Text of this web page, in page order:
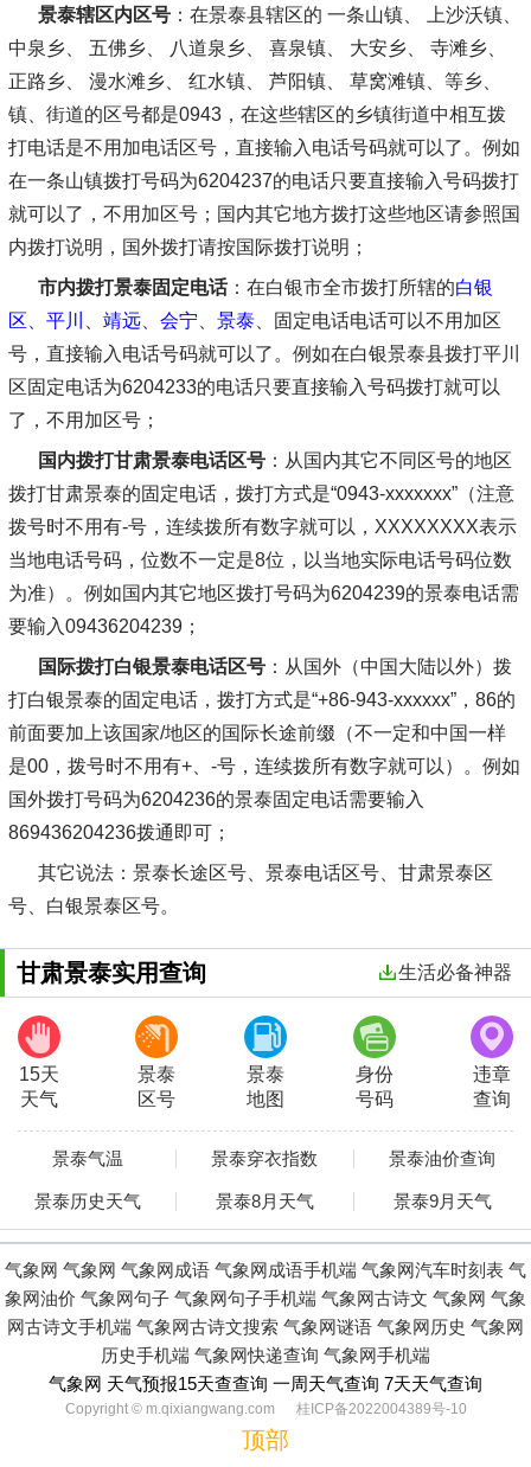
景泰辖区内区号：在景泰县辖区的 一条山镇、 上沙沃镇、
中泉乡、 五佛乡、 八道泉乡、 喜泉镇、 大安乡、 寺滩乡、
正路乡、 漫水滩乡、 红水镇、 芦阳镇、 草窝滩镇、等乡、
镇、街道的区号都是0943，在这些辖区的乡镇街道中相互拨
打电话是不用加电话区号，直接输入电话号码就可以了。例如
在一条山镇拨打号码为6204237的电话只要直接输入号码拨打
就可以了，不用加区号；国内其它地方拨打这些地区请参照国
内拨打说明，国外拨打请按国际拨打说明；
市内拨打景泰固定电话：在白银市全市拨打所辖的白银
区
平川 靖远、 会宁、 景泰、固定电话电话可以不用加区
号，直接输入电话号码就可以了。例如在白银景泰县拨打平川
区固定电话为6204233的电话只要直接输入号码拨打就可以
了，不用加区号；
国内拨打甘肃景泰电话区号：从国内其它不同区号的地区
拨打甘肃景泰的固定电话，拨打方式是“0943-xxxxxxx”（注意
拨号时不用有-号，连续拨所有数字就可以，XXXXXXXX表示
当地电话号码，位数不一定是8位，以当地实际电话号码位数
为准）。例如国内其它地区拨打号码为6204239的景泰电话需
要输入09436204239；
国际拨打白银景泰电话区号：从国外（中国大陆以外）拨
打白银景泰的固定电话，拨打方式是“+86-943-xxxxxx”，86的
前面要加上该国家/地区的国际长途前缀（不一定和中国一样
是00，拨号时不用有+、-号，连续拨所有数字就可以）。例如
国外拨打号码为6204236的景泰固定电话需要输入
869436204236拨通即可；
其它说法：景泰长途区号、景泰电话区号、甘肃景泰区
号、白银景泰区号。
甘肃景泰实用查询 生活必备神器
15天
天气
景泰
区号
景泰
地图
身份
号码
违章
查询
景泰气温 景泰穿衣指数 景泰油价查询
景泰历史天气 景泰8月天气 景泰9月天气
气象网 气象网 气象网成语 气象网成语手机端 气象网汽车时刻表 气
象网油价 气象网句子 气象网句子手机端 气象网古诗文 气象网 气象
网古诗文手机端 气象网古诗文搜索 气象网谜语 气象网历史 气象网
历史手机端 气象网快递查询 气象网手机端
气象网 天气预报15天查查询 一周天气查询 7天天气查询
Copyright © m.qixiangwang.com 桂ICP备2022004389号-10
顶部